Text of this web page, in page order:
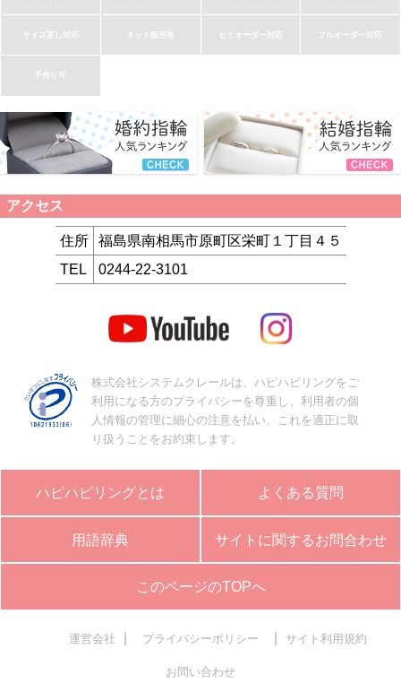
サイズ直し対応 ネット販売有 セミオーダー対応 フルオーダー対応
手作り可
アクセス
住所
福島県南相馬市原町区栄町１丁目４５
TEL
0244-22-3101
株式会社システムクレールは、ハピハピリングをご
利用になる方のプライバシーを尊重し、利用者の個
人情報の管理に細心の注意を払い、これを適正に取
り扱うことをお約束します。
ハピハピリングとは よくある質問
用語辞典 サイトに関するお問合わせ
このページのTOPへ
運営会社 プライバシーポリシー サイト利用規約
お問い合わせ